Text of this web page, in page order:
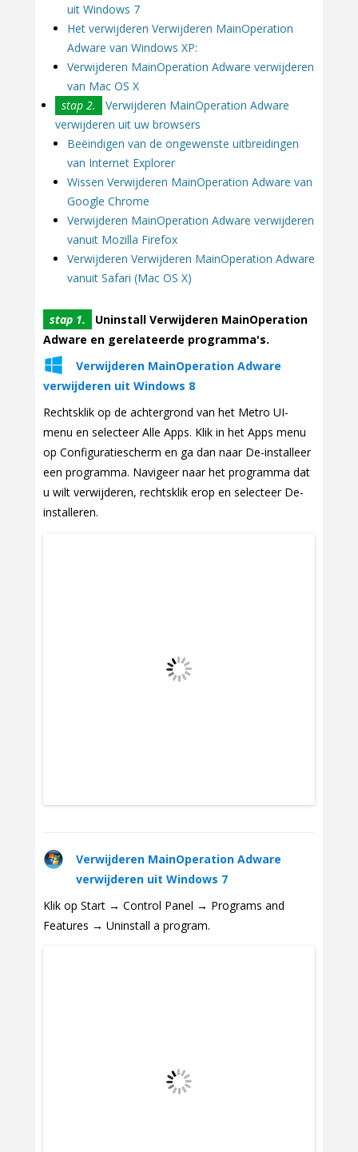
uit Windows 7
Het verwijderen Verwijderen MainOperation
Adware van Windows XP:
Verwijderen MainOperation Adware verwijderen
van Mac OS X
stap 2.
Verwijderen MainOperation Adware
verwijderen uit uw browsers
Beëindigen van de ongewenste uitbreidingen
van Internet Explorer
Wissen Verwijderen MainOperation Adware van
Google Chrome
Verwijderen MainOperation Adware verwijderen
vanuit Mozilla Firefox
Verwijderen Verwijderen MainOperation Adware
vanuit Safari (Mac OS X)
stap 1.
Uninstall Verwijderen MainOperation
Adware en gerelateerde programma's.
Verwijderen MainOperation Adware
verwijderen uit Windows 8
Rechtsklik op de achtergrond van het Metro UI-
menu en selecteer Alle Apps. Klik in het Apps menu
op Configuratiescherm en ga dan naar De-installeer
een programma. Navigeer naar het programma dat
u wilt verwijderen, rechtsklik erop en selecteer De-
installeren.
Verwijderen MainOperation Adware
verwijderen uit Windows 7
Klik op Start → Control Panel → Programs and
Features → Uninstall a program.